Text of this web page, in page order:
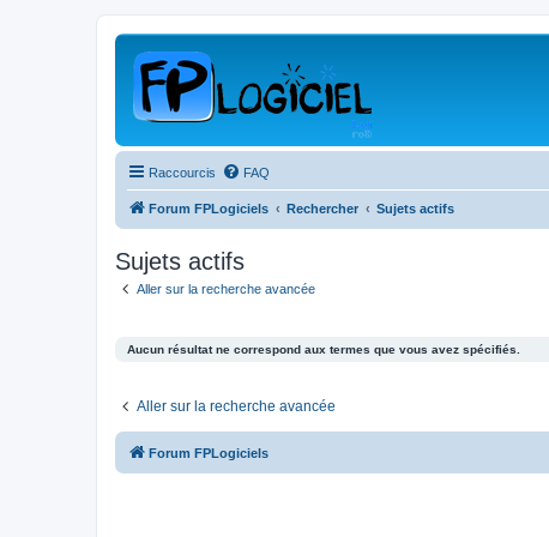
Raccourcis FAQ
Forum FPLogiciels Rechercher Sujets actifs
Sujets actifs
Aller sur la recherche avancée
Aucun résultat ne correspond aux termes que vous avez spécifiés.
Aller sur la recherche avancée
Forum FPLogiciels